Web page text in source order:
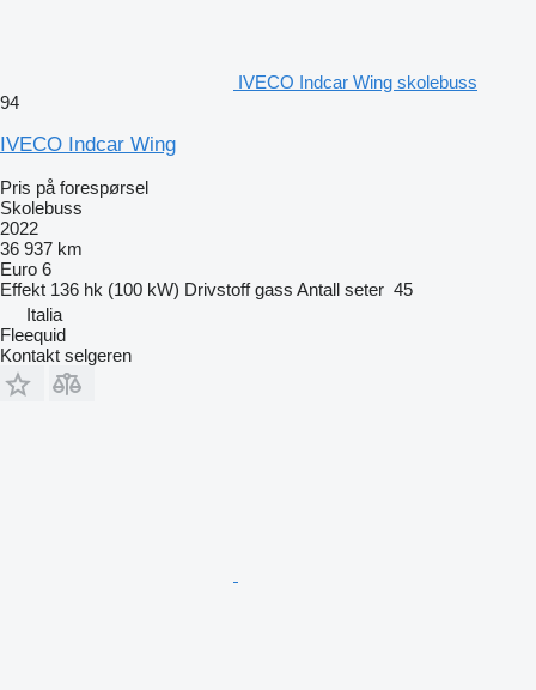
IVECO Indcar Wing skolebuss
94
IVECO Indcar Wing
Pris på forespørsel
Skolebuss
2022
36 937 km
Euro 6
Effekt 136 hk (100 kW) Drivstoff gass Antall seter 45
Italia
Fleequid
Kontakt selgeren